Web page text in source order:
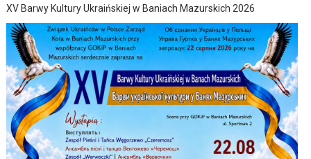
XV Barwy Kultury Ukraińskiej w Baniach Mazurskich 2026